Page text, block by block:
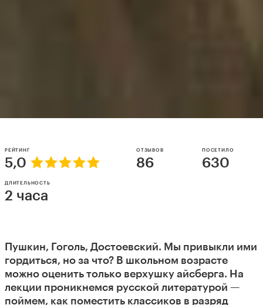
РЕЙТИНГ
5,0
ОТЗЫВОВ
86
ПОСЕТИЛО
630
ДЛИТЕЛЬНОСТЬ
2 часа
Пушкин, Гоголь, Достоевский. Мы привыкли ими
гордиться, но за что? В школьном возрасте
можно оценить только верхушку айсберга. На
лекции проникнемся русской литературой —
поймем, как поместить классиков в разряд